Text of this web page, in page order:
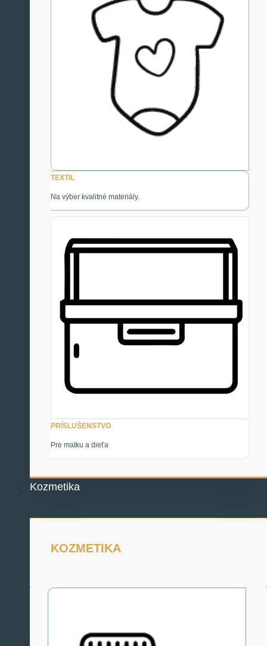
TEXTIL
Na výber kvalitné materiály.
PRÍSLUŠENSTVO
Pre matku a dieťa
Kozmetika
KOZMETIKA